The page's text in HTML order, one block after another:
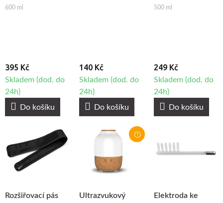
napařovač
600 ml
395 Kč
Skladem (dod. do
24h)
Do košíku
140 Kč
Skladem (dod. do
24h)
Do košíku
ošetření Syis s
500 ml
249 Kč
Skladem (dod. do
24h)
Do košíku
Rozšiřovací pás
Ultrazvukový
Elektroda ke